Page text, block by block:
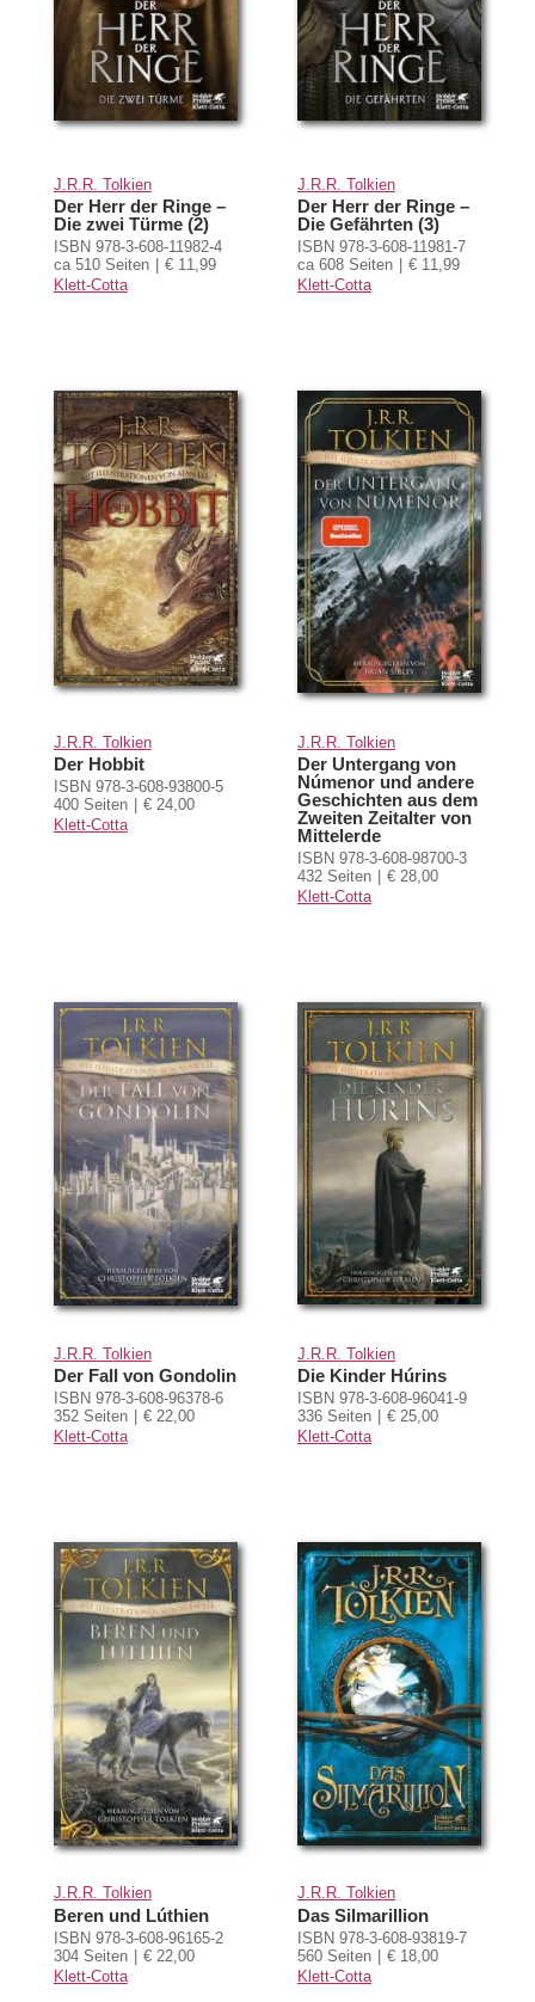
J.R.R. Tolkien
Der Herr der Ringe –
Die zwei Türme (2)
ISBN 978-3-608-11982-4
ca 510 Seiten
€ 11,99
Klett-Cotta
J.R.R. Tolkien
Der Herr der Ringe –
Die Gefährten (3)
ISBN 978-3-608-11981-7
ca 608 Seiten
€ 11,99
Klett-Cotta
J.R.R. Tolkien
Der Hobbit
ISBN 978-3-608-93800-5
400 Seiten
€ 24,00
Klett-Cotta
J.R.R. Tolkien
Der Untergang von
Númenor und andere
Geschichten aus dem
Zweiten Zeitalter von
Mittelerde
ISBN 978-3-608-98700-3
432 Seiten
€ 28,00
Klett-Cotta
J.R.R. Tolkien
Der Fall von Gondolin
ISBN 978-3-608-96378-6
352 Seiten
€ 22,00
Klett-Cotta
J.R.R. Tolkien
Die Kinder Húrins
ISBN 978-3-608-96041-9
336 Seiten
€ 25,00
Klett-Cotta
J.R.R. Tolkien
Beren und Lúthien
ISBN 978-3-608-96165-2
304 Seiten
€ 22,00
Klett-Cotta
J.R.R. Tolkien
Das Silmarillion
ISBN 978-3-608-93819-7
560 Seiten
€ 18,00
Klett-Cotta